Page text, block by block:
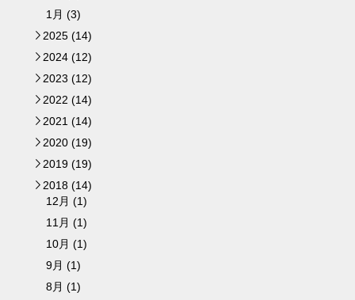
1月 (3)
►
2025 (14)
►
2024 (12)
►
2023 (12)
►
2022 (14)
►
2021 (14)
►
2020 (19)
►
2019 (19)
▼
2018 (14)
12月 (1)
11月 (1)
10月 (1)
9月 (1)
8月 (1)